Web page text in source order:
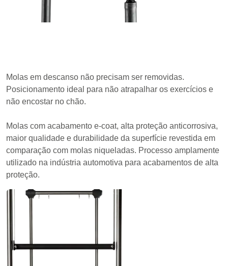
Molas em descanso não precisam ser removidas.
Posicionamento ideal para não atrapalhar os exercícios e
não encostar no chão.
Molas com acabamento e-coat, alta proteção anticorrosiva,
maior qualidade e durabilidade da superfície revestida em
comparação com molas niqueladas. Processo amplamente
utilizado na indústria automotiva para acabamentos de alta
proteção.